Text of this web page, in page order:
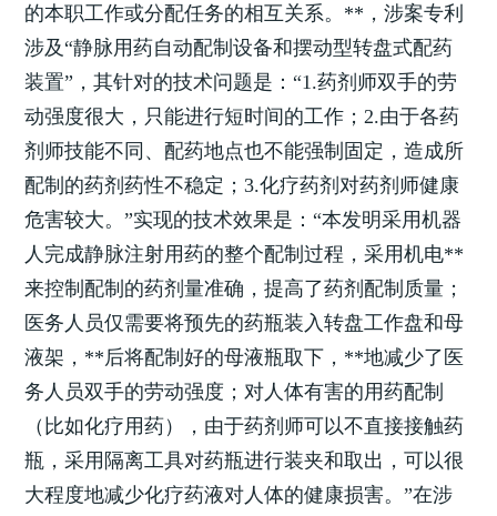
的本职工作或分配任务的相互关系。**，涉案专利
涉及“静脉用药自动配制设备和摆动型转盘式配药
装置”，其针对的技术问题是：“1.药剂师双手的劳
动强度很大，只能进行短时间的工作；2.由于各药
剂师技能不同、配药地点也不能强制固定，造成所
配制的药剂药性不稳定；3.化疗药剂对药剂师健康
危害较大。”实现的技术效果是：“本发明采用机器
人完成静脉注射用药的整个配制过程，采用机电**
来控制配制的药剂量准确，提高了药剂配制质量；
医务人员仅需要将预先的药瓶装入转盘工作盘和母
液架，**后将配制好的母液瓶取下，**地减少了医
务人员双手的劳动强度；对人体有害的用药配制
（比如化疗用药），由于药剂师可以不直接接触药
瓶，采用隔离工具对药瓶进行装夹和取出，可以很
大程度地减少化疗药液对人体的健康损害。”在涉